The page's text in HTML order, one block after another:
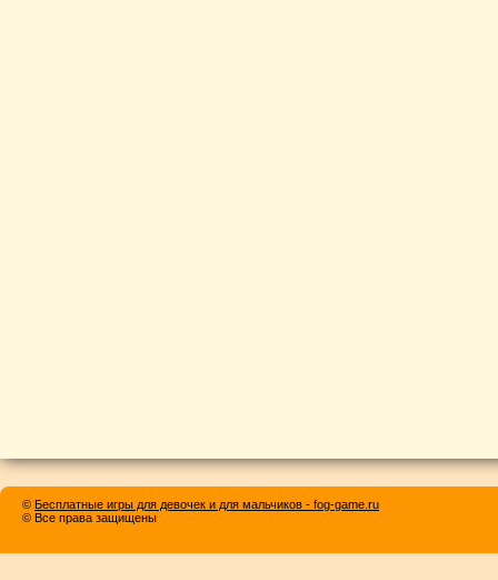
© Бесплатные игры для девочек и для мальчиков - fog-game.ru
© Все права защищены